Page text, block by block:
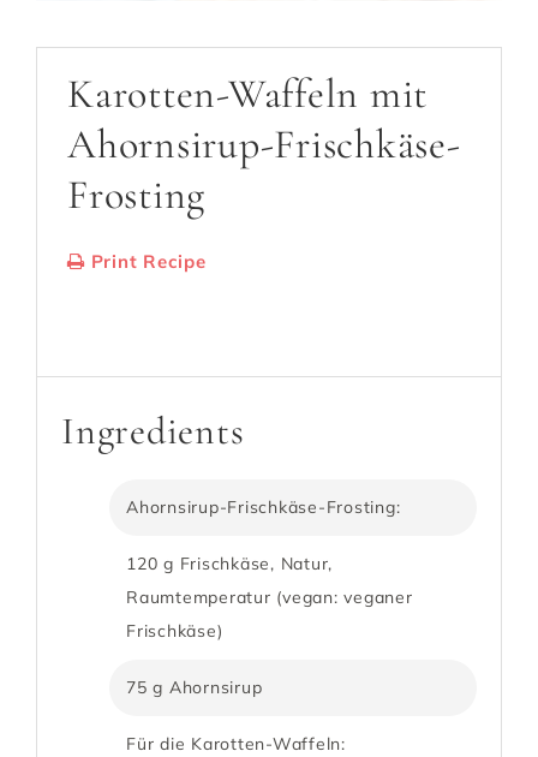
Karotten-Waffeln mit
Ahornsirup-Frischkäse-
Frosting
Print Recipe
Ingredients
Ahornsirup-Frischkäse-Frosting:
120 g Frischkäse, Natur,
Raumtemperatur (vegan: veganer
Frischkäse)
75 g Ahornsirup
Für die Karotten-Waffeln: